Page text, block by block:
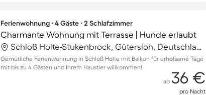
Ferienwohnung ∙ 4 Gäste ∙ 2 Schlafzimmer
Charmante Wohnung mit Terrasse | Hunde erlaubt
Schloß Holte-Stukenbrock, Gütersloh, Deutschland
Gemütliche Ferienwohnung in Schloß Holte mit Balkon für erholsame Tage
mit bis zu 4 Gästen und Ihrem Haustier willkommen!
ab 36 €
pro Nacht